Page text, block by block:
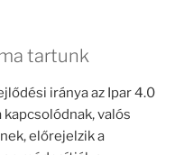
tartunk
iránya az Ipar 4.0
valós
előrejelzik a